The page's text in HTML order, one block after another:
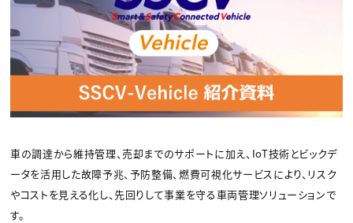
車の調達から維持管理、売却までのサポートに加え、IoT技術とビックデ
ータを活用した故障予兆、予防整備、燃費可視化サービスにより、リスク
やコストを見える化し、先回りして事業を守る車両管理ソリューションで
す。